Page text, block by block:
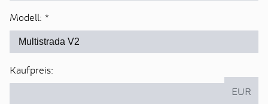
Modell: *
Kaufpreis:
EUR